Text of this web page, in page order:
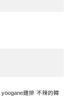
yoogane雞排 不辣的韓